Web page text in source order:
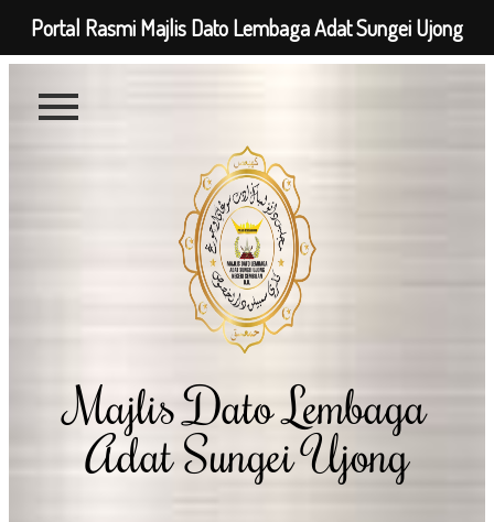
Majlis Dato Lembaga
Adat Sungei Ujong
Portal Rasmi Majlis Dato Lembaga Adat Sungei Ujong